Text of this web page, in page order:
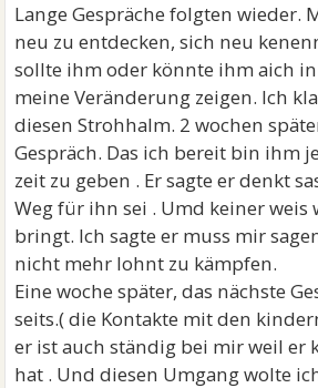
Lange Gespräche folgten wieder.
neu zu entdecken, sich neu
sollte ihm oder könnte ihm aich
meine Veränderung zeigen. Ich
diesen Strohhalm. 2 wochen
Gespräch. Das ich bereit bin ihm
zeit zu geben . Er sagte er denkt
Weg für ihn sei . Umd keiner weis
bringt. Ich sagte er muss mir
nicht mehr lohnt zu kämpfen.
Eine woche später, das nächste
seits.( die Kontakte mit den
er ist auch ständig bei mir weil er
hat . Und diesen Umgang wolte